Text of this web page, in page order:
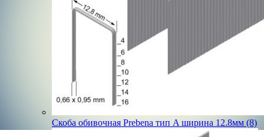
Скоба обивочная Prebena тип A ширина 12.8мм (8)